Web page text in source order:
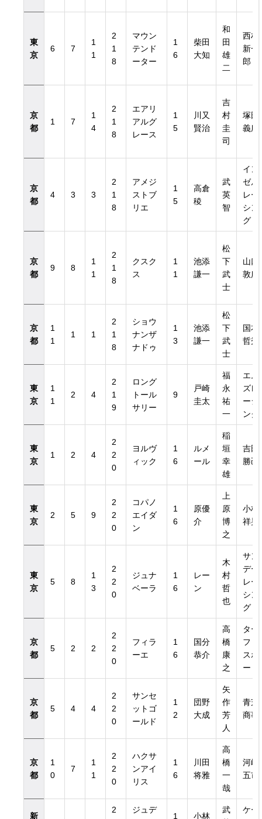
東
京
6 7
1
1
2
1
8
マウン
テンド
ーター
1
6
柴田
大知
和
田
雄
二
西村
新一
郎
京
都
1 7
1
4
2
1
8
エアリ
アルグ
レース
1
5
川又
賢治
吉
村
圭
司
塚田
義広
京
都
4 3 3
2
1
8
アメジ
ストブ
リエ
1
5
高倉
稜
武
英
智
イン
ゼル
レー
シン
グ
京
都
9 8
1
1
2
1
8
クスク
ス
1
1
池添
謙一
松
下
武
士
山口
敦広
京
都
1
1
1 1
2
1
8
ショウ
ナンザ
ナドゥ
1
3
池添
謙一
松
下
武
士
国本
哲秀
東
京
1
1
2 4
2
1
9
ロング
トール
サリー
9
戸崎
圭太
福
永
祐
一
エム
ズレ
ーシ
ング
東
京
1 2 4
2
2
0
ヨルヴ
ィック
1
6
ルメ
ール
稲
垣
幸
雄
吉田
勝己
東
京
2 5 9
2
2
0
コパノ
エイダ
ン
1
6
原優
介
上
原
博
之
小林
祥晃
東
京
5 8
1
3
2
2
0
ジュナ
ベーラ
1
6
レー
ン
木
村
哲
也
サン
デー
レー
シン
グ
京
都
5 2 2
2
2
0
フィラ
ーエ
1
6
国分
恭介
高
橋
康
之
ター
フ・
スポ
ート
京
都
5 4 4
2
2
0
サンセ
ットゴ
ールド
1
2
団野
大成
矢
作
芳
人
青芝
商事
京
都
1
0
7
1
1
2
2
0
ハクサ
ンアイ
リス
1
6
川田
将雅
高
橋
一
哉
河崎
五市
新
2
ジュデ
1 小林
武
ケー